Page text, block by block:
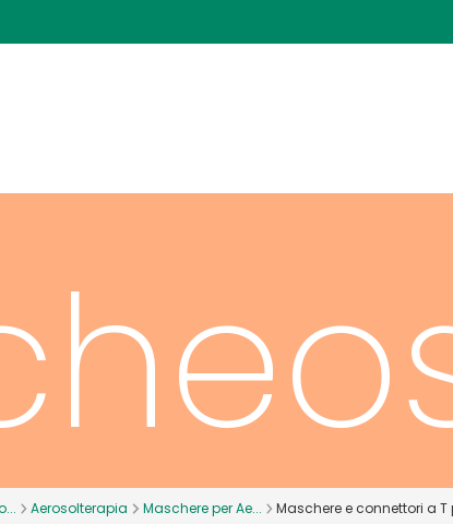
Aerosolterapia Maschere per Ae... Maschere e connettori a